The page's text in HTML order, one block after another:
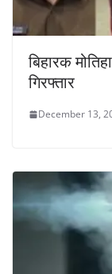
बिहारक
गिरफ्तार
December 13,